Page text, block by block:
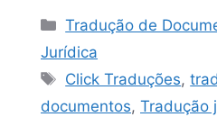
Tradução de
Jurídica
Click Traduções,
documentos, Tradução